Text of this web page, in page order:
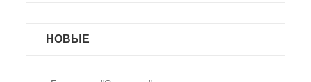
НОВЫЕ